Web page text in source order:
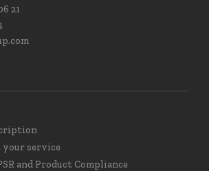
21
your service
and Product Compliance